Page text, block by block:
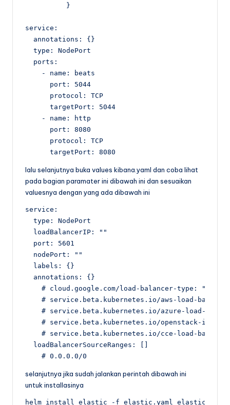
          }
service:
  annotations: {}
  type: NodePort
  ports:
    - name: beats
      port: 5044
      protocol: TCP
      targetPort: 5044
    - name: http
      port: 8080
      protocol: TCP
      targetPort: 8080
lalu selanjutnya buka values kibana.yaml dan coba lihat
pada bagian paramater ini dibawah ini dan sesuaikan
valuesnya dengan yang ada dibawah ini
service:
  type: NodePort
  loadBalancerIP: ""
  port: 5601
  nodePort: ""
  labels: {}
  annotations: {}
# cloud.google.com/load-balancer-type:
# service.beta.kubernetes.io/aws-load-
# service.beta.kubernetes.io/azure-load-
# service.beta.kubernetes.io/openstack-
# service.beta.kubernetes.io/cce-load-
  loadBalancerSourceRanges: []
    # 0.0.0.0/0
selanjutnya jika sudah jalankan perintah dibawah ini
untuk installasinya
helm install elastic -f elastic.yaml elastic/